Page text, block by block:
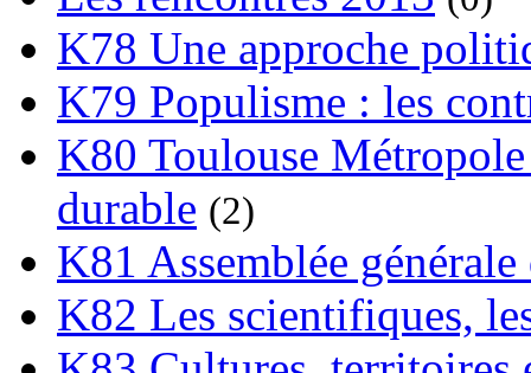
K78 Une approche
K79 Populisme : les
K80 Toulouse
durable (2)
K81 Assemblée
K82 Les scientifiques,